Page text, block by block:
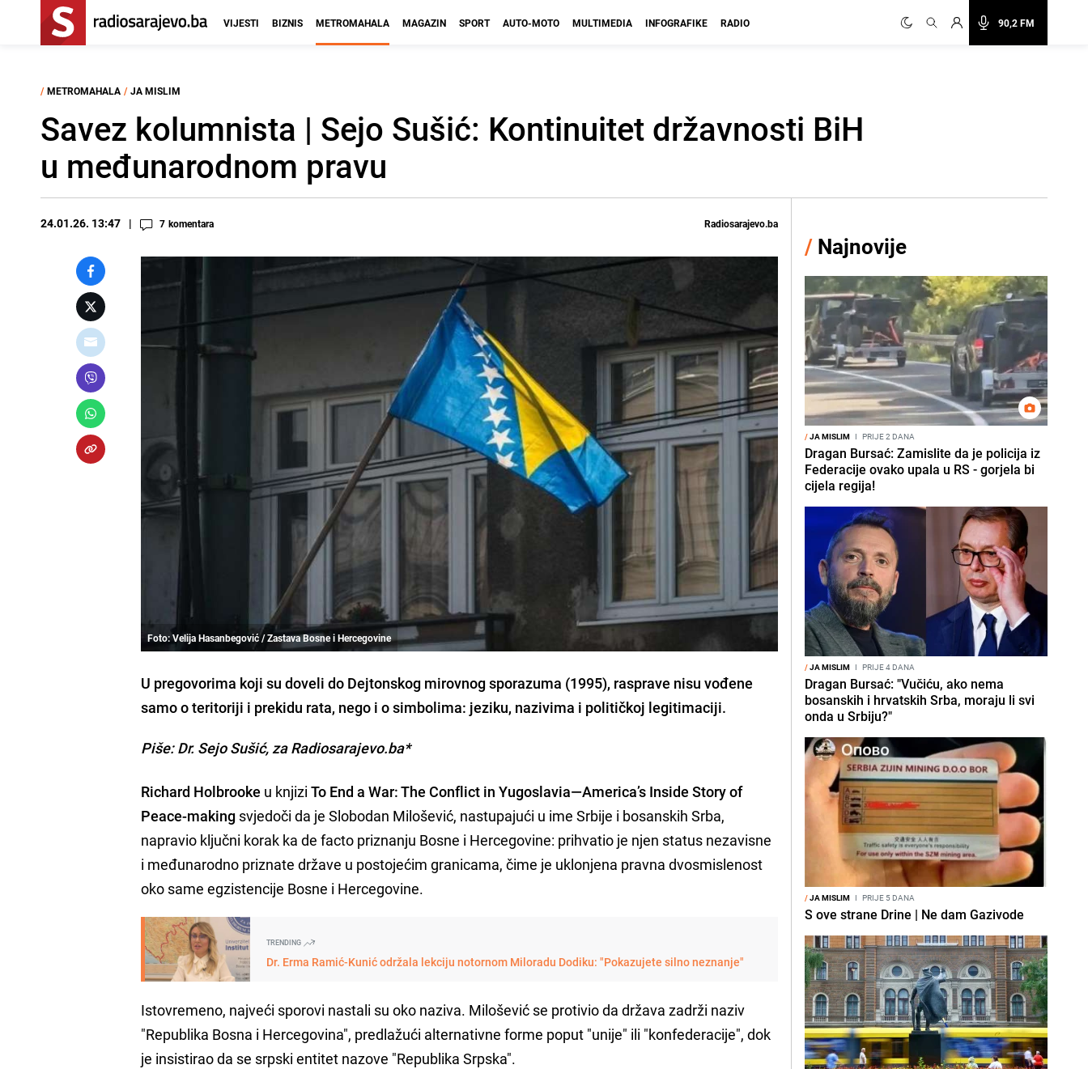
90,2 FM
VIJESTI BIZNIS METROMAHALA MAGAZIN SPORT AUTO-MOTO MULTIMEDIA INFOGRAFIKE RADIO
/ METROMAHALA / JA MISLIM
Savez kolumnista | Sejo Sušić: Kontinuitet državnosti BiH
u međunarodnom pravu
24.01.26. 13:47 7 komentara Radiosarajevo.ba
Foto: Velija Hasanbegović / Zastava Bosne i Hercegovine
U pregovorima koji su doveli do Dejtonskog mirovnog sporazuma (1995), rasprave nisu vođene
samo o teritoriji i prekidu rata, nego i o simbolima: jeziku, nazivima i političkoj legitimaciji.
Piše: Dr. Sejo Sušić, za Radiosarajevo.ba*
Richard Holbrooke u knjiziTo End a War: The Conflict in Yugoslavia—America’s Inside Story of
Peace-making svjedoči da je Slobodan Milošević, nastupajući u ime Srbije i bosanskih Srba,
napravio ključni korak ka de facto priznanju Bosne i Hercegovine: prihvatio je njen status nezavisne
i međunarodno priznate države u postojećim granicama, čime je uklonjena pravna dvosmislenost
oko same egzistencije Bosne i Hercegovine.
TRENDING
Dr. Erma Ramić-Kunić održala lekciju notornom Miloradu Dodiku: "Pokazujete silno neznanje"
Istovremeno, najveći sporovi nastali su oko naziva. Milošević se protivio da država zadrži naziv
"Republika Bosna i Hercegovina", predlažući alternativne forme poput "unije" ili "konfederacije", dok
je insistirao da se srpski entitet nazove "Republika Srpska".
/ Najnovije
/JA MISLIM I PRIJE 2 DANA
Dragan Bursać: Zamislite da je policija iz
Federacije ovako upala u RS - gorjela bi
cijela regija!
/JA MISLIM I PRIJE 4 DANA
Dragan Bursać: "Vučiću, ako nema
bosanskih i hrvatskih Srba, moraju li svi
onda u Srbiju?"
/JA MISLIM I PRIJE 5 DANA
S ove strane Drine | Ne dam Gazivode